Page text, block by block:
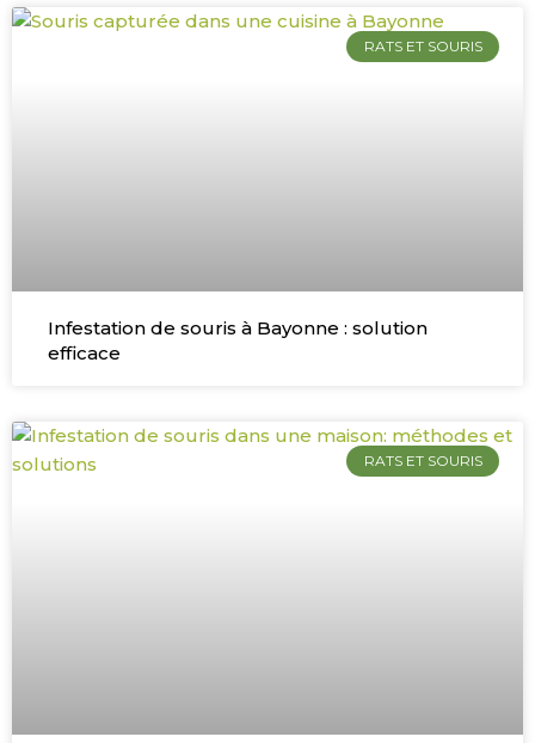
RATS ET SOURIS
Infestation de souris à Bayonne : solution
efficace
RATS ET SOURIS